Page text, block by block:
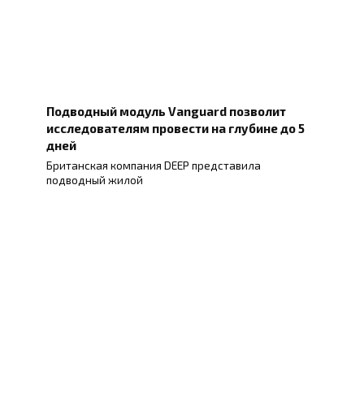
Подводный модуль Vanguard позволит
исследователям провести на глубине до 5
дней
Британская компания DEEP представила
подводный жилой